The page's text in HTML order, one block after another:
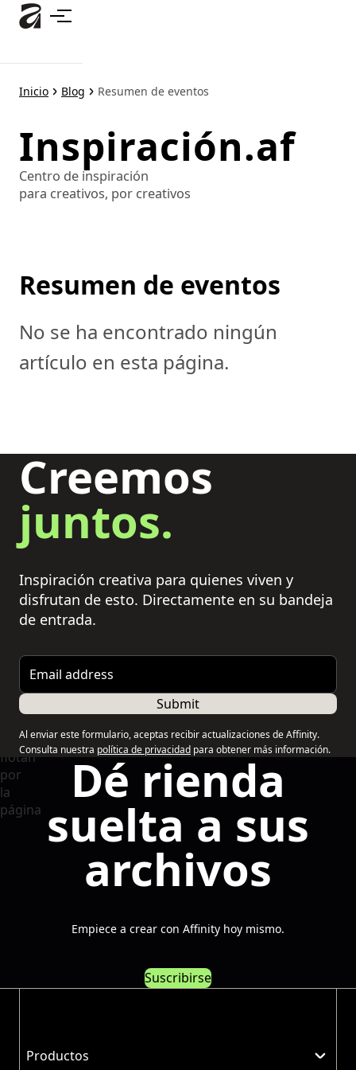
principal
Inicio Blog Resumen de eventos
Inspiración.af
Centro de inspiración
para creativos, por creativos
Resumen de eventos
No se ha encontrado ningún
artículo en esta página.
Creemos
juntos.
Inspiración creativa para quienes viven y
disfrutan de esto. Directamente en su bandeja
de entrada.
Email address
Submit
Al enviar este formulario, aceptas recibir actualizaciones de Affinity.
Consulta nuestra política de privacidad para obtener más información.
Dé rienda
suelta a sus
archivos
Empiece a crear con Affinity hoy mismo.
Suscribirse
Productos